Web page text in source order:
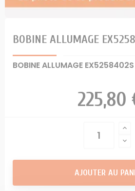
BOBINE ALLUMAGE
BOBINE ALLUMAGE EX5258402S
225,80
AJOUTER AU